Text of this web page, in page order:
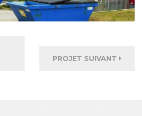
PROJET SUIVANT